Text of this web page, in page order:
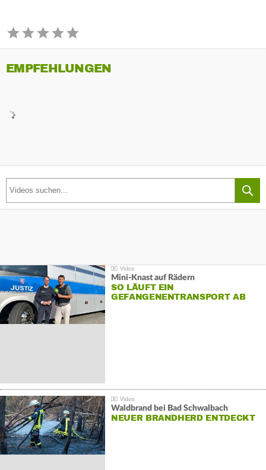
EMPFEHLUNGEN
Mini-Knast auf Rädern
SO LÄUFT EIN
GEFANGENENTRANSPORT AB
Waldbrand bei Bad Schwalbach
NEUER BRANDHERD ENTDECKT